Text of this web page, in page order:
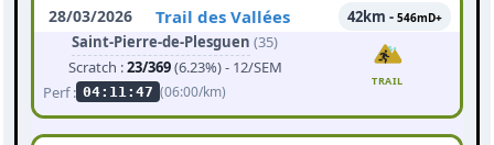
28/03/2026 Trail des Vallées 42km - 546mD+
Saint-Pierre-de-Plesguen (35)
Scratch :23/369(6.23%) - 12/SEM
Perf : 04:11:47 (06:00/km)
TRAIL